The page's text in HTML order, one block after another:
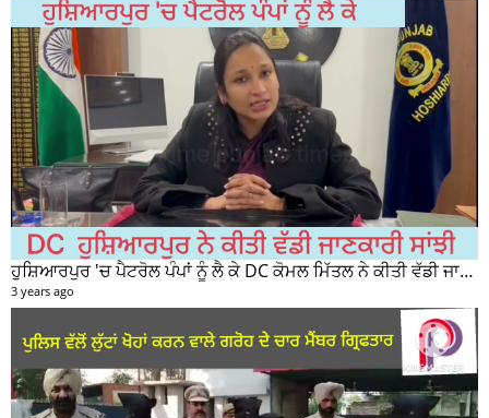
ਹੁਸ਼ਿਆਰਪੁਰ 'ਚ ਪੈਟਰੋਲ ਪੰਪਾਂ ਨੂੰ ਲੈ ਕੇ DC ਕੋਮਲ ਮਿੱਤਲ ਨੇ ਕੀਤੀ ਵੱਡੀ ਜਾਣਕਾਰੀ ਸਾਂਝੀ
3 years ago